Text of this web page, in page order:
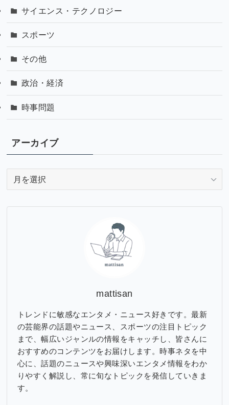
サイエンス・テクノロジー
スポーツ
その他
政治・経済
時事問題
アーカイブ
mattisan
トレンドに敏感なエンタメ・ニュース好きです。最新
の芸能界の話題やニュース、スポーツの注目トピック
まで、幅広いジャンルの情報をキャッチし、皆さんに
おすすめのコンテンツをお届けします。時事ネタを中
心に、話題のニュースや興味深いエンタメ情報をわか
りやすく解説し、常に旬なトピックを発信していきま
す。